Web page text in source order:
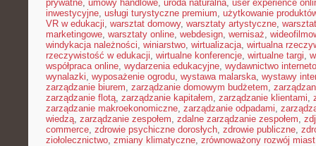
prywatne, umowy handlowe, uroda naturalna, user experience
inwestycyjne, usługi turystyczne premium, użytkowanie
VR w edukacji, warsztat domowy, warsztaty artystyczne,
marketingowe, warsztaty online, webdesign, wernisaż,
windykacja należności, winiarstwo, wirtualizacja, wirtualna
rzeczywistość w edukacji, wirtualne konferencje, wirtualne targi,
współpraca online, wydarzenia edukacyjne, wydawnictwo
wynalazki, wyposażenie ogrodu, wystawa malarska, wystawy
zarządzanie biurem, zarządzanie domowym budżetem,
zarządzanie flotą, zarządzanie kapitałem, zarządzanie klientami,
zarządzanie makroekonomiczne, zarządzanie odpadami,
wiedzą, zarządzanie zespołem, zdalne zarządzanie zespołem,
commerce, zdrowie psychiczne dorosłych, zdrowie publiczne,
ziołolecznictwo, zmiany klimatyczne, zrównoważony rozwój miast